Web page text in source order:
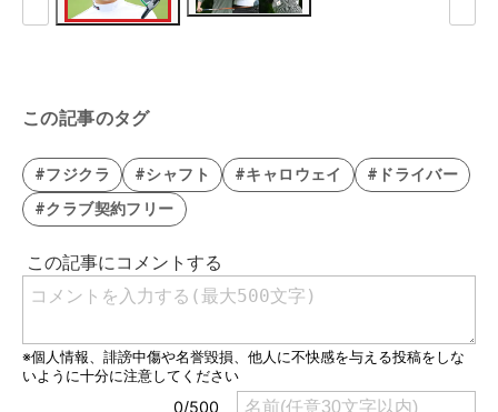
この記事のタグ
#フジクラ #シャフト #キャロウェイ
#ドライバー
#クラブ契約フリー